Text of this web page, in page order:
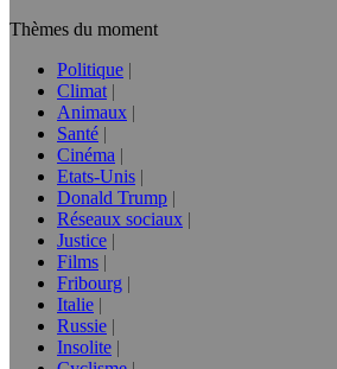
Thèmes du moment
Politique
Climat
Animaux
Santé
Cinéma
Etats-Unis
Donald Trump
Réseaux sociaux
Justice
Films
Fribourg
Italie
Russie
Insolite